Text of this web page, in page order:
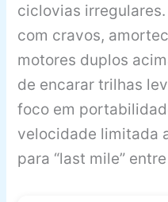
ciclovias
com cravos,
motores duplos
de encarar trilhas
foco em
velocidade limitada
para “last mile”